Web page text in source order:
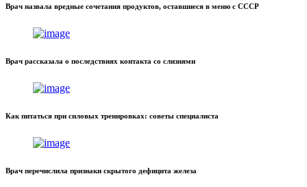
Врач назвала вредные сочетания продуктов, оставшиеся в меню с СССР
Врач рассказала о последствиях контакта со слизнями
Как питаться при силовых тренировках: советы специалиста
Врач перечислила признаки скрытого дефицита железа